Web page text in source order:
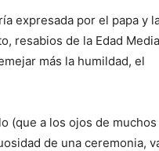
expresada por el papa y
resabios de la Edad
más la humildad, el
(que a los ojos de muchos
de una ceremonia,